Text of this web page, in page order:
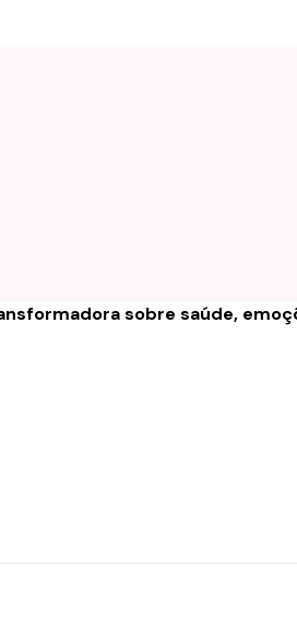
sobre saúde,